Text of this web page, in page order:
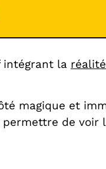
intégrant la
magique et
de voir